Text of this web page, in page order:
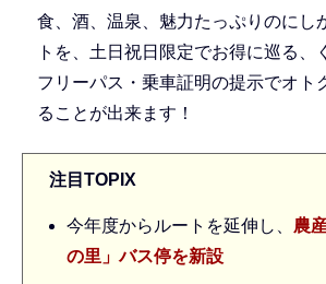
食、酒、温泉、魅力たっぷりのにし
トを、土日祝日限定でお得に巡る、
フリーパス・乗車証明の提示でオト
ることが出来ます！
注目TOPIX
今年度からルートを延伸し、 農
の里」バス停を新設